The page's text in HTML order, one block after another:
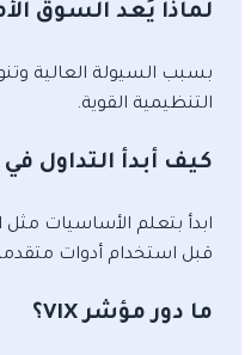
لماذا يُعد السوق
بسبب السيولة العالية
التنظيمية القوية.
كيف أبدأ التداول
ابدأ بتعلم الأساسيات مثل
قبل استخدام أدوات
ما دور مؤشر VIX؟